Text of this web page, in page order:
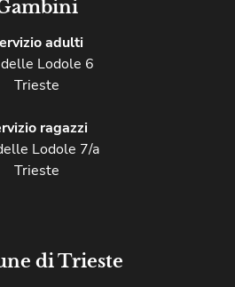
adulti
Lodole 6
Trieste
ragazzi
Lodole 7/a
Trieste
di Trieste